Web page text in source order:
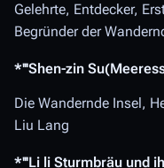
Gelehrte, Entdecker,
Begründer der
*'''Shen-zin
Die Wandernde Insel,
Liu Lang
*'''Li li Sturmbräu und